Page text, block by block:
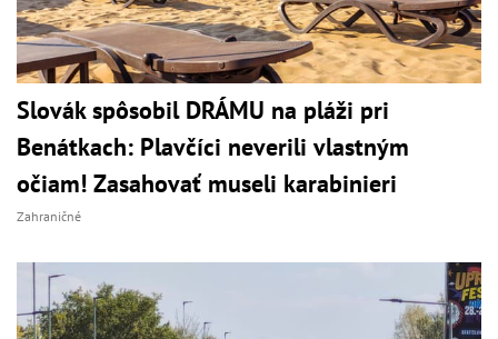
Slovák spôsobil DRÁMU na pláži pri
Benátkach: Plavčíci neverili vlastným
očiam! Zasahovať museli karabinieri
Zahraničné